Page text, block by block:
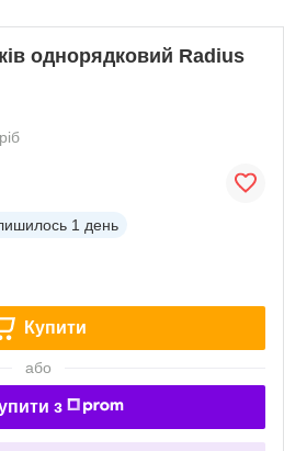
однорядковий Radius
1 день
Купити
або
з